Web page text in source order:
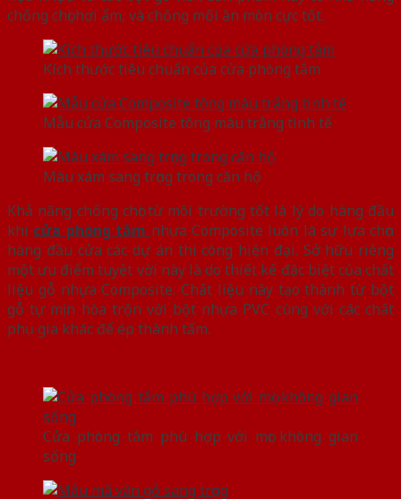
chống chọi hơi ẩm, và chống mối ăn mòn cực tốt.
Kích thước tiêu chuẩn của cửa phòng tắm
Mẫu cửa Composite tông màu trắng tinh tế
Màu xám sang trọng trong căn hộ
Khả năng chống chọi từ môi trường tốt là lý do hàng đầu
khi cửa phòng tắm nhựa Composite luôn là sự lựa chọn
hàng đầu cửa các dự án thi công hiện đại. Sở hữu riêng
một ưu điểm tuyệt vời này là do thiết kế đặc biệt của chất
liệu gỗ nhựa Composite. Chất liệu này tạo thành từ bột
gỗ tự mịn hòa trộn với bột nhựa PVC cùng với các chất
phụ gia khác để ép thành tấm.
Cửa phòng tắm phù hợp với mọi không gian
sống